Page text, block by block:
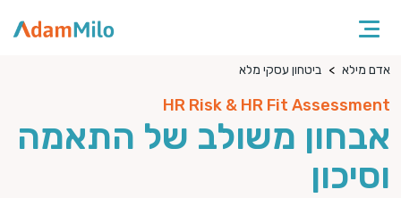
אדם מילא ביטחון עסקי מלא
HR Risk & HR Fit Assessment
אבחון משולב של התאמה
וסיכון